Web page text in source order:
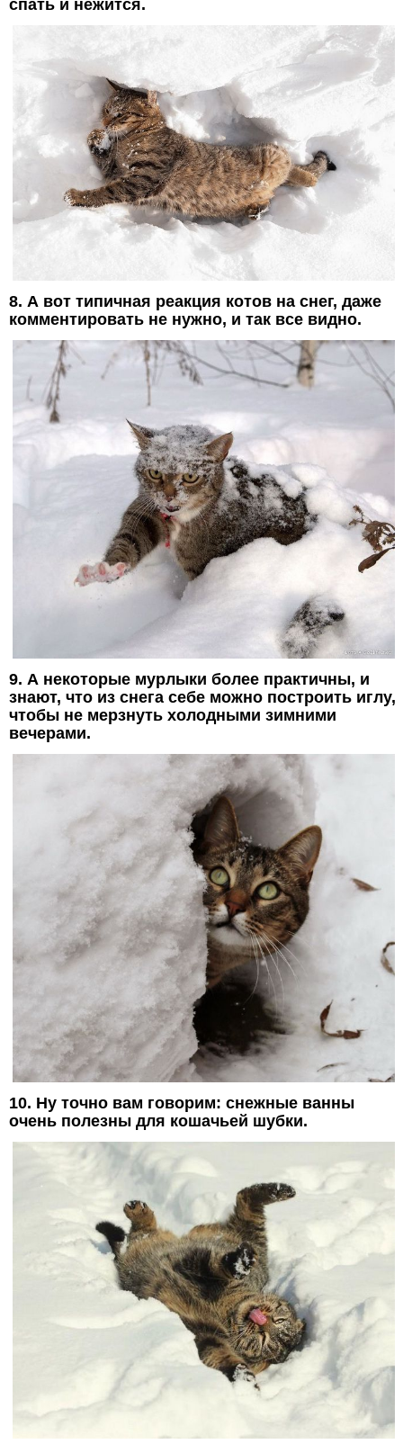
спать и нежится.
8. А вот типичная реакция котов на снег, даже
комментировать не нужно, и так все видно.
9. А некоторые мурлыки более практичны, и
знают, что из снега себе можно построить иглу,
чтобы не мерзнуть холодными зимними
вечерами.
10. Ну точно вам говорим: снежные ванны
очень полезны для кошачьей шубки.